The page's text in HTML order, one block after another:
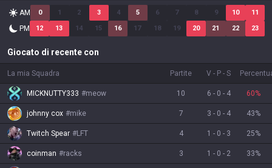
AM 0 1 2 3 4 5 6 7 8 9 10 11
PM 12 13 14 15 16 17 18 19 20 21 22 23
Giocato di recente con
La mia Squadra Partite V - P - S
MICKNUTTY333 #meow 10 6 - 0 - 4 60%
johnny cox #mike 7 3 - 0 - 4 43%
Twitch Spear #LFT 4 1 - 0 - 3 25%
coinman #racks 3 1 - 0 - 2 33%